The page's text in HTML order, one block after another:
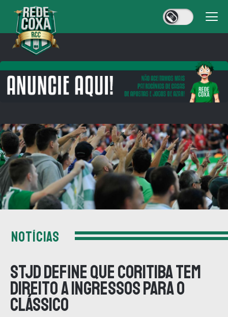
NOTÍCIAS
STJD define que Coritiba tem
direito a ingressos para o
clássico